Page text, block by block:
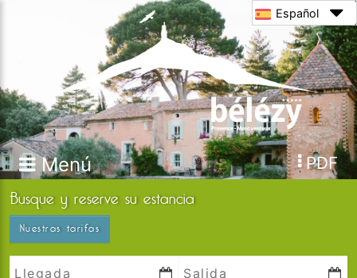
Menú PDF
Español
Busque y reserve su estancia
Nuestras tarifas